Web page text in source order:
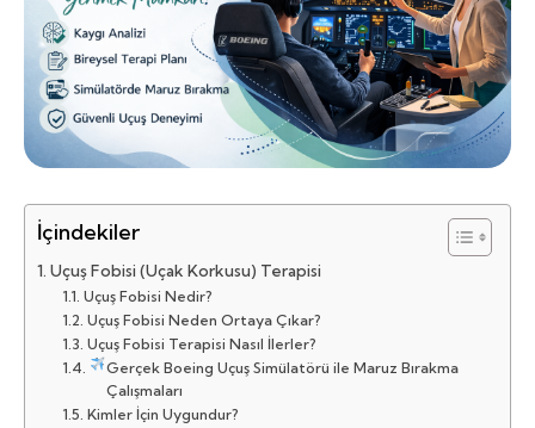
İçindekiler
Uçuş Fobisi (Uçak Korkusu) Terapisi
Uçuş Fobisi Nedir?
Uçuş Fobisi Neden Ortaya Çıkar?
Uçuş Fobisi Terapisi Nasıl İlerler?
Gerçek Boeing Uçuş Simülatörü ile Maruz Bırakma
Çalışmaları
Kimler İçin Uygundur?